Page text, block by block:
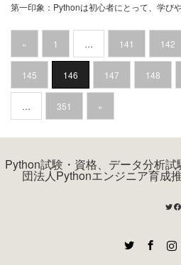
第一印象：Pythonは初心者にとって、学び
« 1 … 141 142
145 146 147 148
… 351 »
Python試験・資格、データ分析
団法人Pythonエンジニア育成
RSS